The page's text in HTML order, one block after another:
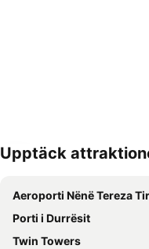
Förstora kartan
Upptäck
Aeroporti Nënë Tereza
Porti i Durrësit
Twin Towers